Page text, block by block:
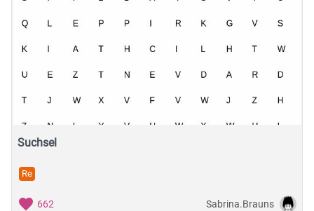
Suchsel
Re
662 Sabrina.Brauns